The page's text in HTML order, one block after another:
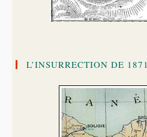
L’INSURRECTION DE 1871